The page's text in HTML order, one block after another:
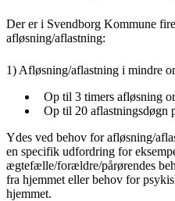
Der er i Svendborg Kommune
afløsning/aflastning:
1) Afløsning/aflastning i mindre
Op til 3 timers afløsning
Op til 20 aflastningsdøgn
Ydes ved behov for afløsning/
en specifik udfordring for
ægtefælle/forældre/pårørendes
fra hjemmet eller behov for
hjemmet.